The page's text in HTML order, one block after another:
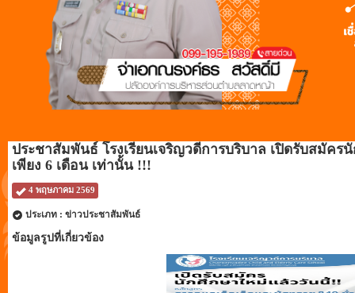
ประชาสัมพันธ์ โรงเรียนเจริญวดีการบริบาล เปิดรับสมัค
เพียง 6 เดือน เท่านั้น !!!
4 พฤษภาคม 2569
ประเภท : ข่าวประชาสัมพันธ์
ข้อมูลรูปที่เกี่ยวข้อง